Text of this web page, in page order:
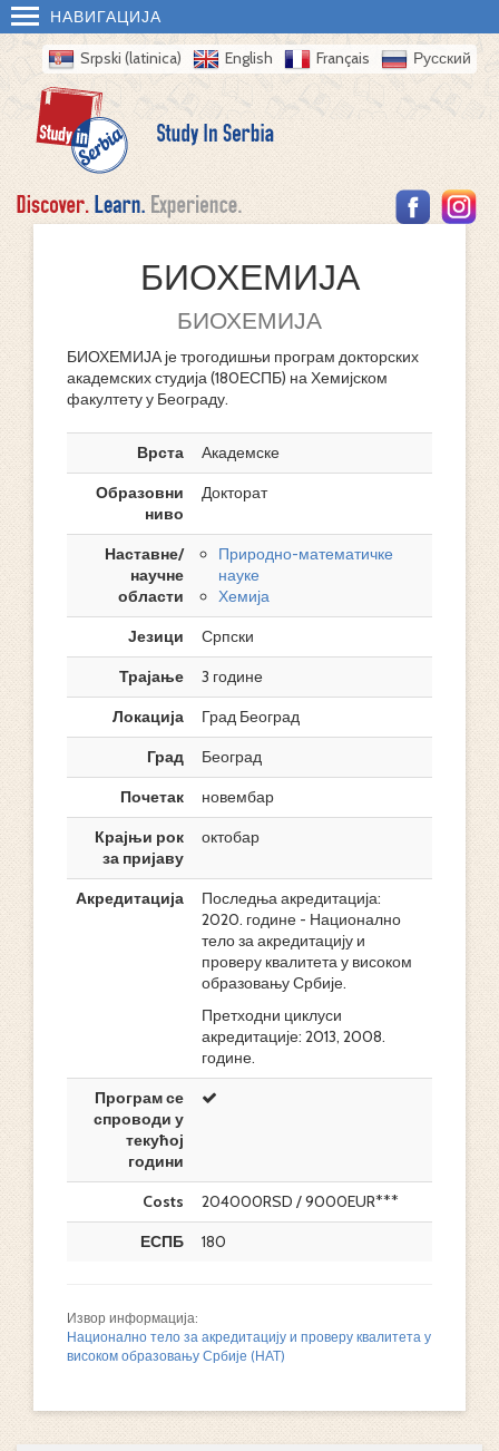
НАВИГАЦИЈА
Srpski (latinica) English Français Русский
БИОХЕМИЈА
БИОХЕМИЈА
БИОХЕМИЈА је трогодишњи програм докторских
академских студија (180ЕСПБ) на Хемијском
факултету у Београду.
Врста
Академске
Образовни
ниво
Докторат
Наставне/
научне
области
Природно-математичке
науке
Хемија
Језици
Српски
Трајање
3 године
Локација
Град Београд
Град
Београд
Почетак
новембар
Крајњи рок
за пријаву
октобар
Акредитација
Последња акредитација:
2020. године - Национално
тело за акредитацију и
проверу квалитета у високом
образовању Србије.
Претходни циклуси
акредитације: 2013, 2008.
године.
Програм се
спроводи у
текућој
години
Costs
204000RSD / 9000EUR***
ЕСПБ
180
Извор информација:
Национално тело за акредитацију и проверу квалитета у
високом образовању Србије (НАТ)